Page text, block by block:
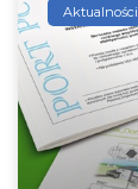
Aktualności